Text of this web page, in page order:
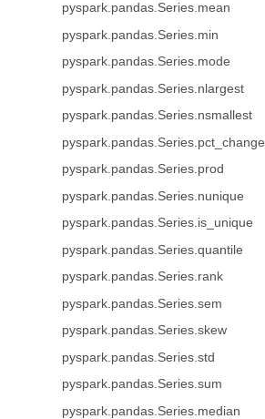
pyspark.pandas.Series.mean
pyspark.pandas.Series.min
pyspark.pandas.Series.mode
pyspark.pandas.Series.nlargest
pyspark.pandas.Series.nsmallest
pyspark.pandas.Series.pct_change
pyspark.pandas.Series.prod
pyspark.pandas.Series.nunique
pyspark.pandas.Series.is_unique
pyspark.pandas.Series.quantile
pyspark.pandas.Series.rank
pyspark.pandas.Series.sem
pyspark.pandas.Series.skew
pyspark.pandas.Series.std
pyspark.pandas.Series.sum
pyspark.pandas.Series.median